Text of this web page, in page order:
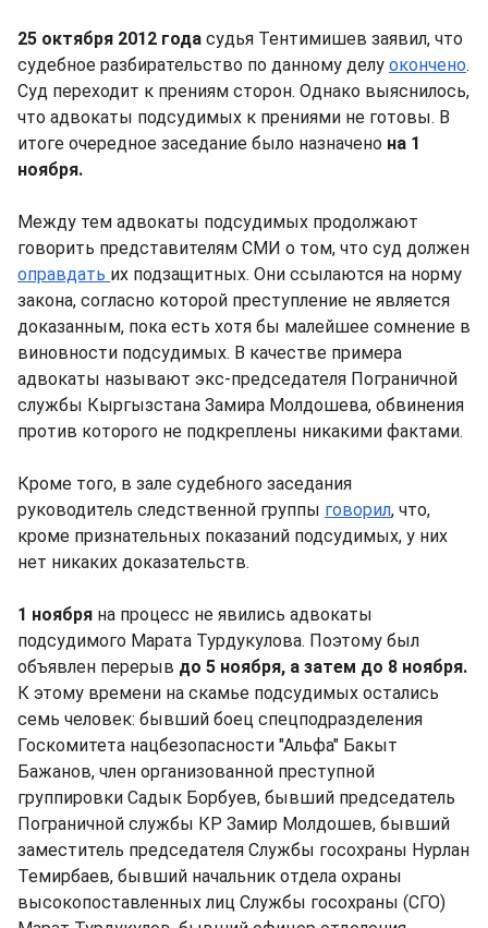
25 октября 2012 года судья Тентимишев заявил, что
судебное разбирательство по данному делу окончено.
Суд переходит к прениям сторон. Однако выяснилось,
что адвокаты подсудимых к прениями не готовы. В
итоге очередное заседание было назначено на 1
ноября.
Между тем адвокаты подсудимых продолжают
говорить представителям СМИ о том, что суд должен
оправдать их подзащитных. Они ссылаются на норму
закона, согласно которой преступление не является
доказанным, пока есть хотя бы малейшее сомнение в
виновности подсудимых. В качестве примера
адвокаты называют экс-председателя Пограничной
службы Кыргызстана Замира Молдошева, обвинения
против которого не подкреплены никакими фактами.
Кроме того, в зале судебного заседания
руководитель следственной группы говорил, что,
кроме признательных показаний подсудимых, у них
нет никаких доказательств.
1 ноября на процесс не явились адвокаты
подсудимого Марата Турдукулова. Поэтому был
объявлен перерыв до 5 ноября, а затем до 8 ноября.
К этому времени на скамье подсудимых остались
семь человек: бывший боец спецподразделения
Госкомитета нацбезопасности "Альфа" Бакыт
Бажанов, член организованной преступной
группировки Садык Борбуев, бывший председатель
Пограничной службы КР Замир Молдошев, бывший
заместитель председателя Службы госохраны Нурлан
Темирбаев, бывший начальник отдела охраны
высокопоставленных лиц Службы госохраны (СГО)